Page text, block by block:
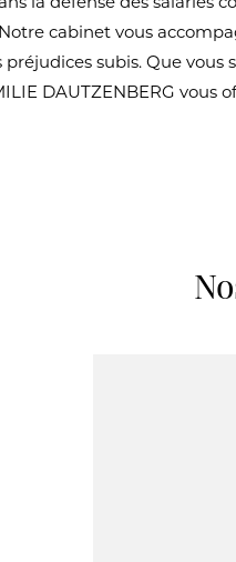
la défense des salariés
cabinet vous
subis. Que vous
DAUTZENBERG